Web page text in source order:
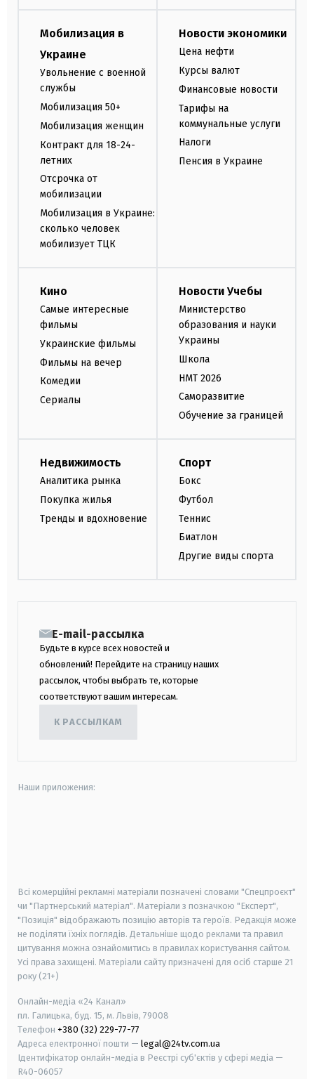
Мобилизация в
Украине
Увольнение с военной
службы
Мобилизация 50+
Мобилизация женщин
Контракт для 18-24-
летних
Отсрочка от
мобилизации
Мобилизация в Украине:
сколько человек
мобилизует ТЦК
Новости экономики
Цена нефти
Курсы валют
Финансовые новости
Тарифы на
коммунальные услуги
Налоги
Пенсия в Украине
Кино
Самые интересные
фильмы
Украинские фильмы
Фильмы на вечер
Комедии
Сериалы
Новости Учебы
Министерство
образования и науки
Украины
Школа
НМТ 2026
Саморазвитие
Обучение за границей
Недвижимость
Аналитика рынка
Покупка жилья
Тренды и вдохновение
Спорт
Бокс
Футбол
Теннис
Биатлон
Другие виды спорта
E-mail-рассылка
Будьте в курсе всех новостей и
обновлений! Перейдите на страницу наших
рассылок, чтобы выбрать те, которые
соответствуют вашим интересам.
К РАССЫЛКАМ
Наши приложения:
Всі комерційні рекламні матеріали позначені словами "Спецпроєкт"
чи "Партнерський матеріал". Матеріали з позначкою "Експерт",
"Позиція" відображають позицію авторів та героїв. Редакція може
не поділяти їхніх поглядів. Детальніше щодо реклами та правил
цитування можна ознайомитись в правилах користування сайтом.
Усі права захищені. Матеріали сайту призначені для осіб старше 21
року (21+)
Онлайн-медіа «24 Канал»
пл. Галицька, буд. 15, м. Львів, 79008
Телефон +380 (32) 229-77-77
Адреса електронної пошти — legal@24tv.com.ua
Ідентифікатор онлайн-медіа в Реєстрі суб'єктів у сфері медіа —
R40-06057